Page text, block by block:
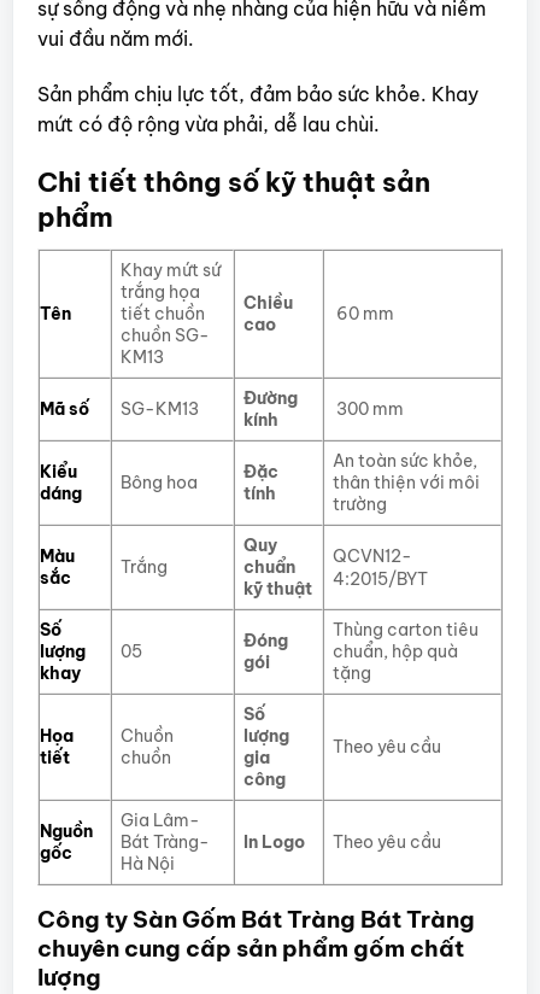
sự sống động và nhẹ nhàng của hiện hữu và niềm
vui đầu năm mới.
Sản phẩm chịu lực tốt, đảm bảo sức khỏe. Khay
mứt có độ rộng vừa phải, dễ lau chùi.
Chi tiết thông số kỹ thuật sản
phẩm
Tên
Khay mứt sứ
trắng họa
tiết chuồn
chuồn SG-
KM13
Chiều
cao
60 mm
Mã số SG-KM13
Đường
kính
300 mm
Kiểu
dáng
Bông hoa
Đặc
tính
An toàn sức khỏe,
thân thiện với môi
trường
Màu
sắc
Trắng
Quy
chuẩn
kỹ thuật
QCVN12-
4:2015/BYT
Số
lượng
khay
05
Đóng
gói
Thùng carton tiêu
chuẩn, hộp quà
tặng
Họa
tiết
Chuồn
chuồn
Số
lượng
gia
công
Theo yêu cầu
Nguồn
gốc
Gia Lâm-
Bát Tràng-
Hà Nội
In Logo Theo yêu cầu
Công ty Sàn Gốm Bát Tràng Bát Tràng
chuyên cung cấp sản phẩm gốm chất
lượng